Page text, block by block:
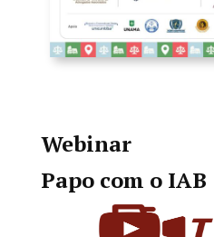
Webinar
Papo com o IAB